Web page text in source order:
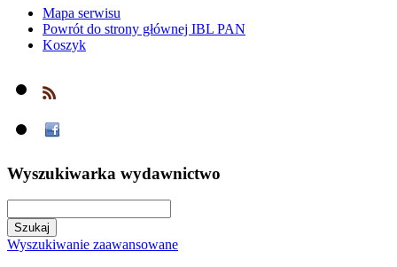
Mapa serwisu
Powrót do strony głównej IBL PAN
Koszyk
Wyszukiwarka wydawnictwo
Wyszukiwanie zaawansowane